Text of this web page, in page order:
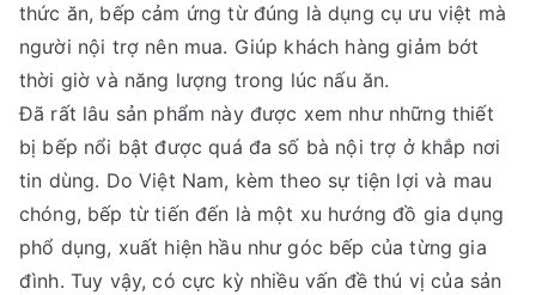
thức ăn, bếp cảm ứng từ đúng là dụng cụ ưu việt mà
người nội trợ nên mua. Giúp khách hàng giảm bớt
thời giờ và năng lượng trong lúc nấu ăn.
Đã rất lâu sản phẩm này được xem như những thiết
bị bếp nổi bật được quá đa số bà nội trợ ở khắp nơi
tin dùng. Do Việt Nam, kèm theo sự tiện lợi và mau
chóng, bếp từ tiến đến là một xu hướng đồ gia dụng
phổ dụng, xuất hiện hầu như góc bếp của từng gia
đình. Tuy vậy, có cực kỳ nhiều vấn đề thú vị của sản